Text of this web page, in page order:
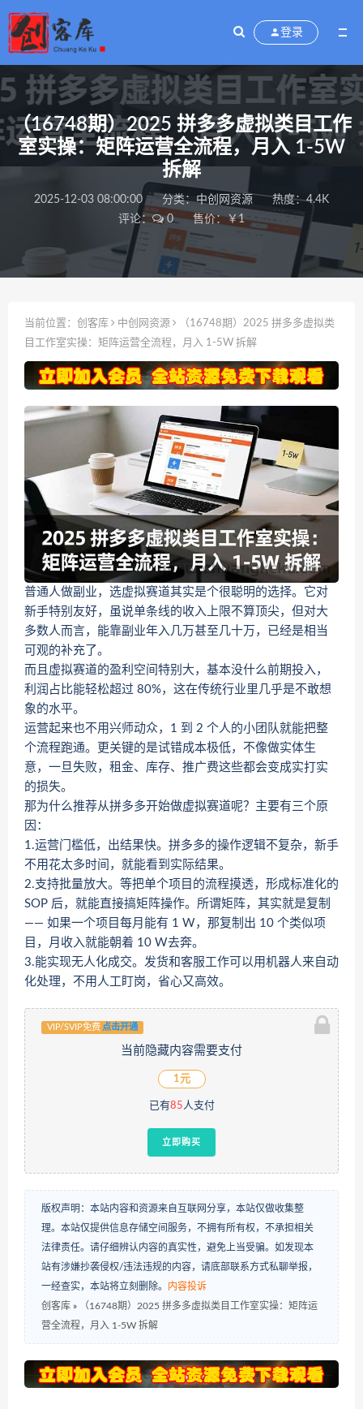
登录
（16748期）2025 拼多多虚拟类目工作
室实操：矩阵运营全流程，月入 1-5W
拆解
2025-12-03 08:00:00 分类：中创网资源
热度：4.4K
评论：
0 售价：￥1
当前位置： 创客库 中创网资源
（16748期）2025 拼多多虚拟类
目工作室实操：矩阵运营全流程，月入 1-5W 拆解
普通人做副业，选虚拟赛道其实是个很聪明的选择。它对
新手特别友好，虽说单条线的收入上限不算顶尖，但对大
多数人而言，能靠副业年入几万甚至几十万，已经是相当
可观的补充了。
而且虚拟赛道的盈利空间特别大，基本没什么前期投入，
利润占比能轻松超过 80%，这在传统行业里几乎是不敢想
象的水平。
运营起来也不用兴师动众，1 到 2 个人的小团队就能把整
个流程跑通。更关键的是试错成本极低，不像做实体生
意，一旦失败，租金、库存、推广费这些都会变成实打实
的损失。
那为什么推荐从拼多多开始做虚拟赛道呢？主要有三个原
因：
1.运营门槛低，出结果快。拼多多的操作逻辑不复杂，新手
不用花太多时间，就能看到实际结果。
2.支持批量放大。等把单个项目的流程摸透，形成标准化的
SOP 后，就能直接搞矩阵操作。所谓矩阵，其实就是复制
—— 如果一个项目每月能有 1 W，那复制出 10 个类似项
目，月收入就能朝着 10 W去奔。
3.能实现无人化成交。发货和客服工作可以用机器人来自动
化处理，不用人工盯岗，省心又高效。
VIP/SVIP免费 点击开通
当前隐藏内容需要支付
1元
已有85人支付
立即购买
版权声明：本站内容和资源来自互联网分享，本站仅做收集整
理。本站仅提供信息存储空间服务，不拥有所有权，不承担相关
法律责任。请仔细辨认内容的真实性，避免上当受骗。如发现本
站有涉嫌抄袭侵权/违法违规的内容，请底部联系方式私聊举报，
一经查实，本站将立刻删除。 内容投诉
创客库 »
（16748期）2025 拼多多虚拟类目工作室实操：矩阵运
营全流程，月入 1-5W 拆解